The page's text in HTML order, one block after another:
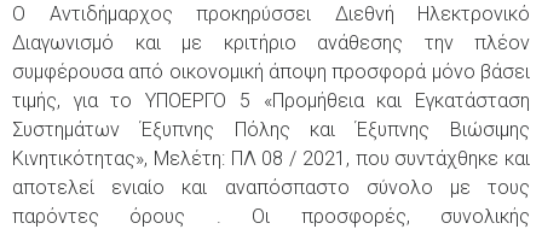
Ο Αντιδήμαρχος προκηρύσσει Διεθνή Ηλεκτρονικό
Διαγωνισμό και με κριτήριο ανάθεσης την πλέον
συμφέρουσα από οικονομική άποψη προσφορά μόνο βάσει
τιμής, για το ΥΠΟΕΡΓΟ 5 «Προμήθεια και Εγκατάσταση
Συστημάτων Έξυπνης Πόλης και Έξυπνης Βιώσιμης
Κινητικότητας», Μελέτη: ΠΛ 08 / 2021, που συντάχθηκε και
αποτελεί ενιαίο και αναπόσπαστο σύνολο με τους
παρόντες όρους . Οι προσφορές, συνολικής